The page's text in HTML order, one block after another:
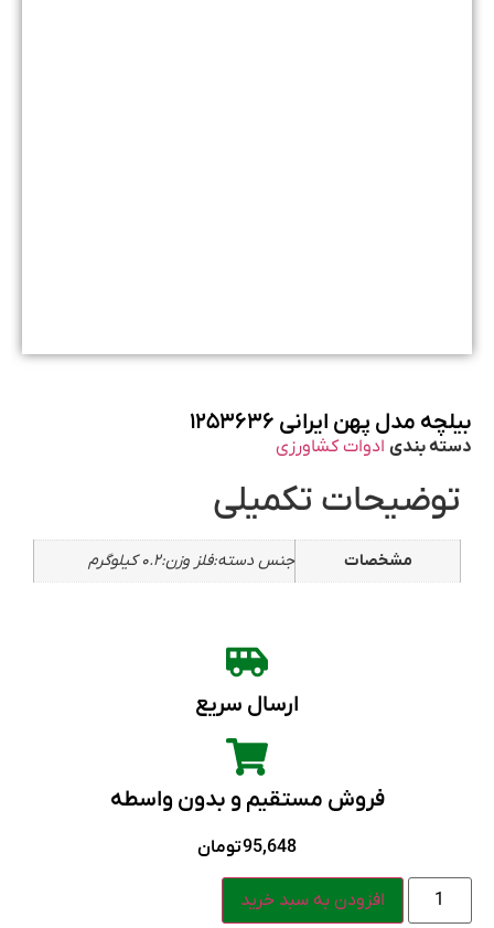
بیلچه مدل پهن ایرانی ۱۲۵۳۶۳۶
دسته بندی ادوات کشاورزی
توضیحات تکمیلی
مشخصات جنس دسته:فلز وزن:۰.۲ کیلوگرم
ارسال سریع
فروش مستقیم و بدون واسطه
95,648تومان
افزودن به سبد خرید